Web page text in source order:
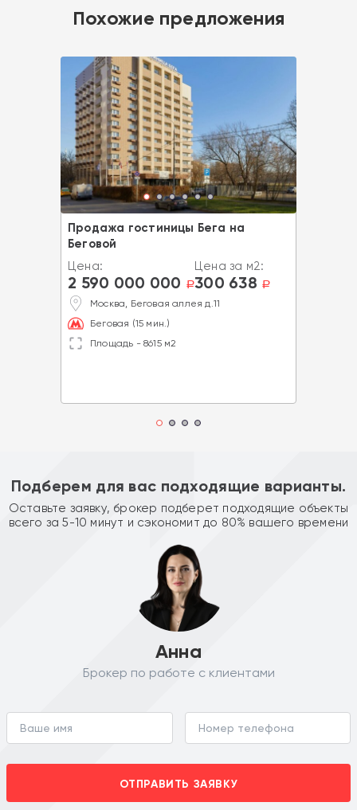
Похожие предложения
Продажа гостиницы Бега на
Беговой
Цена:
2 590 000 000 a
Цена за м2:
300 638 a
Москва, Беговая аллея д.11
Беговая (15 мин.)
Площадь - 8615 м2
Подберем для вас подходящие варианты.
Оставьте заявку, брокер подберет подходящие объекты
всего за 5-10 минут и сэкономит до 80% вашего времени
Анна
Брокер по работе с клиентами
ОТПРАВИТЬ ЗАЯВКУ